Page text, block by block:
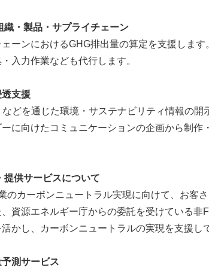
織・製品・サプライチェーン
ーンにおけるGHG排出量の算定を支援しま
入力作業なども代行します。
透支援
どを通じた環境・サステナビリティ情報の開
に向けたコミュニケーションの企画から制作
提供サービスについて
のカーボンニュートラル実現に向けて、お客
資源エネルギー庁からの委託を受けている非
かし、カーボンニュートラルの実現を支援し
予測サービス